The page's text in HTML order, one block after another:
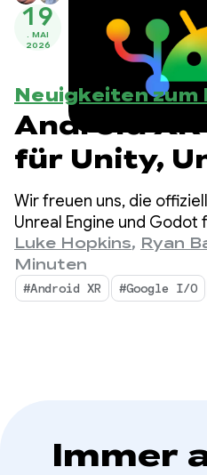
19
. MAI
2026
Neuigkeiten
Android
für Unity,
Godot
Wir freuen uns, die
Unreal Engine und Godot
zu geben. Außerdem
mit denen Sie Ihre
XR-Funktionen nutzen
Engine Hub und das
Luke Hopkins, Ryan
Minuten
#Android XR #Google I/O
Immer